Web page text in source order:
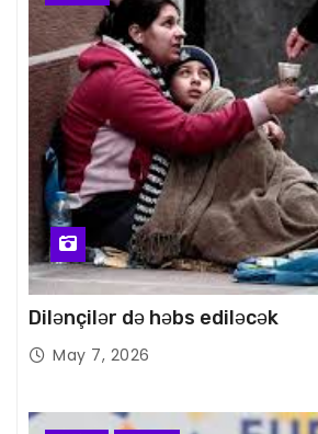
Dilənçilər də həbs ediləcək
May 7, 2026